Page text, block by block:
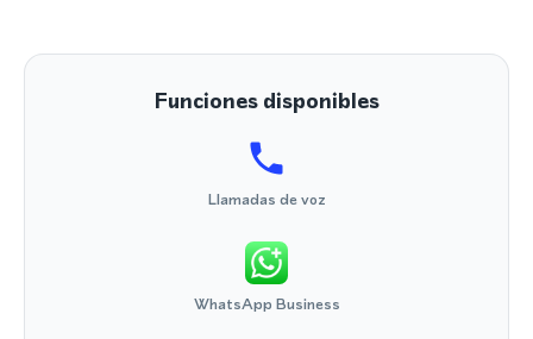
Funciones disponibles
Llamadas de voz
WhatsApp Business